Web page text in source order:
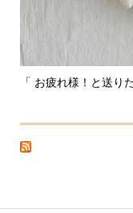
「 お疲れ様！と送り